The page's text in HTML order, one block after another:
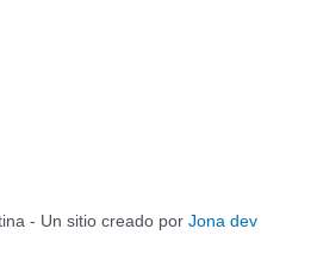
- Un sitio creado por Jona dev